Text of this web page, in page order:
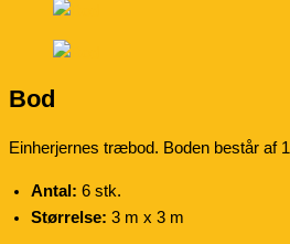
Bod
Einherjernes træbod. Boden består af
Antal: 6 stk.
Størrelse: 3 m x 3 m